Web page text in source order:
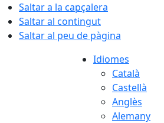
Saltar a la capçalera
Saltar al contingut
Saltar al peu de pàgina
Idiomes
Català
Castellà
Anglès
Alemany